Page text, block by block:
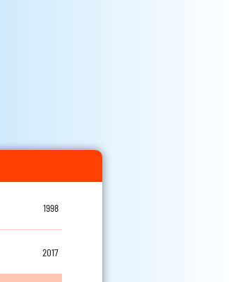
1998
2017